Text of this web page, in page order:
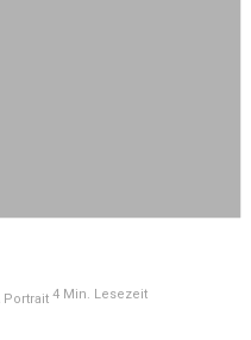
4 Min. Lesezeit